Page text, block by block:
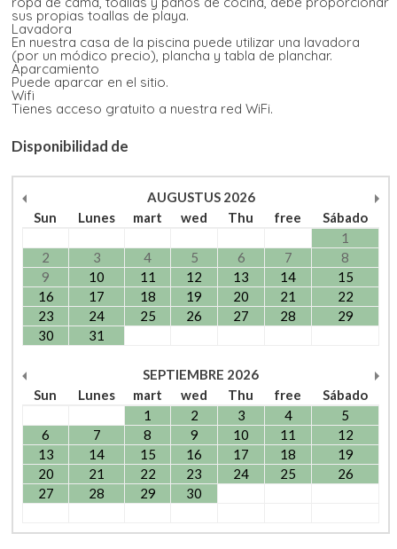
sus propias toallas de playa.
Lavadora
En nuestra casa de la piscina puede utilizar una lavadora
(por un módico precio), plancha y tabla de planchar.
Aparcamiento
Puede aparcar en el sitio.
Wifi
Tienes acceso gratuito a nuestra red WiFi.
Disponibilidad de
AUGUSTUS 2026
Sun
Lunes mart wed Thu free
Sábado
1
2
3 4 5 6 7
8
9
10 11 12 13 14
15
16
17 18 19 20 21
22
23
24 25 26 27 28
29
30
31
SEPTIEMBRE 2026
Sun
Lunes mart wed Thu free
Sábado
1
2 3 4
5
6
7 8 9 10 11
12
13
14 15 16 17 18
19
20
21 22 23 24 25
26
27
28 29 30